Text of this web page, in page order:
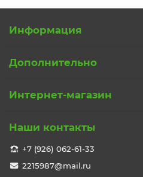
Информация
Дополнительно
Интернет-магазин
Наши контакты
+7 (926) 062-61-33
2215987@mail.ru